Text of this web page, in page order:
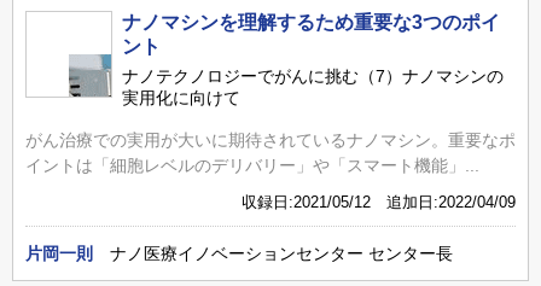
ナノマシンを理解するため重要な3つのポイ
ント
ナノテクノロジーでがんに挑む（7）ナノマシンの
実用化に向けて
がん治療での実用が大いに期待されているナノマシン。重要なポ
イントは「細胞レベルのデリバリー」や「スマート機能」...
収録日:2021/05/12 追加日:2022/04/09
片岡一則 ナノ医療イノベーションセンター センター長